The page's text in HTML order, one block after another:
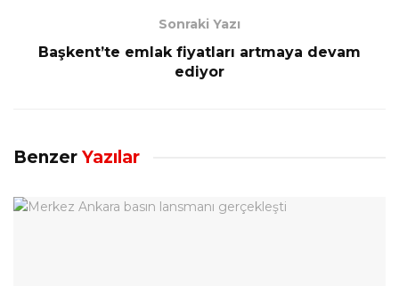
Sonraki Yazı
Başkent’te emlak fiyatları artmaya devam
ediyor
Benzer Yazılar